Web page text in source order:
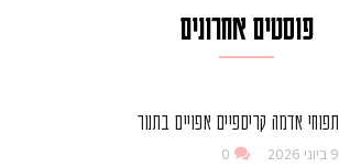
פוסטים אחרונים
תפוחי אדמה קריספיים אפויים בתנור
9 ביוני 2026 0